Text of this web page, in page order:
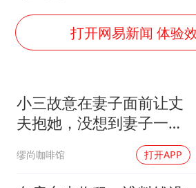
2025年小学
白海豚或提
《龙餐馆》
武契奇会见
“伊斯兰版北
打开网易新闻 体验
小三故意在妻子面前让丈
夫抱她，没想到妻子一招
缪尚咖啡馆 打开APP